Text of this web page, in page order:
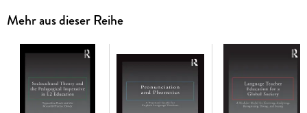
guidance.
The book focuses on the six dimensions of self-regulated
learning -motive, methods of learning, time, physical
environment, social environment, and performance. Each
chapter offers practical activities and suggestions for
implementing the principles and guidelines, including tools
Mehr aus dieser Reihe